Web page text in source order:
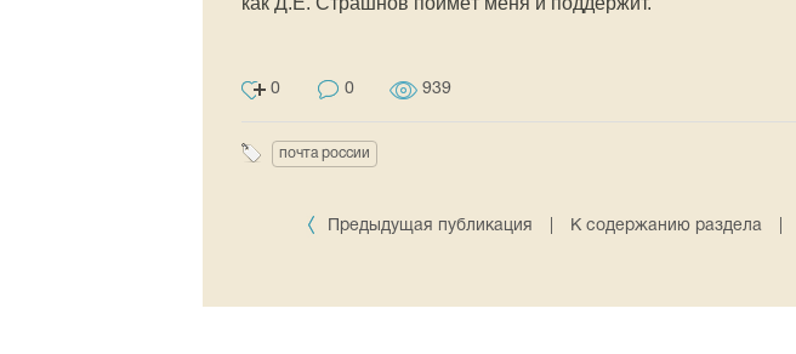
0 0 939
почта россии
Предыдущая публикация К содержанию раздела